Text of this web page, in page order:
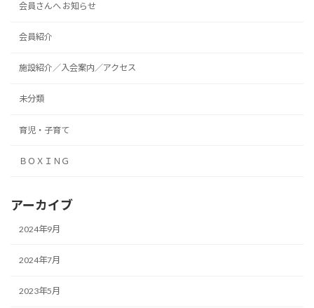
会員さんへ お知らせ
会員紹介
施設紹介／入会案内／アクセス
未分類
育児・子育て
ＢＯＸＩＮＧ
アーカイブ
2024年9月
2024年7月
2023年5月